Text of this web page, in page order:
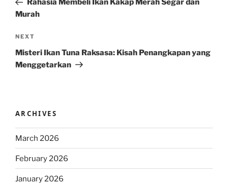
Rahasia Membeli Ikan Kakap Merah Segar dan
Murah
Next
Post
NEXT
Misteri Ikan Tuna Raksasa: Kisah Penangkapan yang
Menggetarkan
ARCHIVES
March 2026
February 2026
January 2026